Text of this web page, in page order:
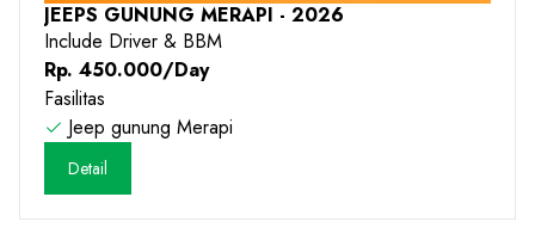
JEEPS GUNUNG MERAPI - 2026
Include Driver & BBM
Rp. 450.000/Day
Fasilitas
Jeep gunung Merapi
Detail